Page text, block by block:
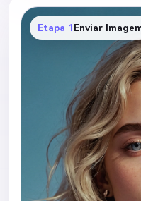
Etapa 1 Enviar